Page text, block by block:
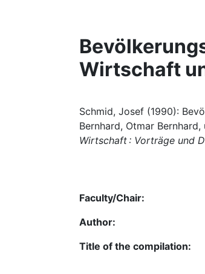
Wirtschaft
Schmid, Josef (1990):
Bernhard, Otmar
Wirtschaft : Vorträge und
Faculty/Chair:
Author:
Title of the compilation: